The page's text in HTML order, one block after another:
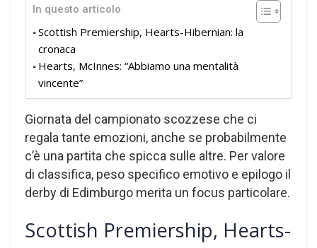
In questo articolo
Scottish Premiership, Hearts-Hibernian: la
cronaca
Hearts, McInnes: “Abbiamo una mentalità
vincente”
Giornata del campionato scozzese che ci
regala tante emozioni, anche se probabilmente
c’è una partita che spicca sulle altre. Per valore
di classifica, peso specifico emotivo e epilogo il
derby di Edimburgo merita un focus particolare.
Scottish Premiership, Hearts-